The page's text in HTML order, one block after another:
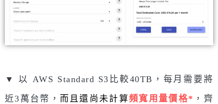
▼ 以 AWS Standard S3比較40TB，每月需要將
近3萬台幣， 而且還尚未計算頻寬用量價格* ，齊